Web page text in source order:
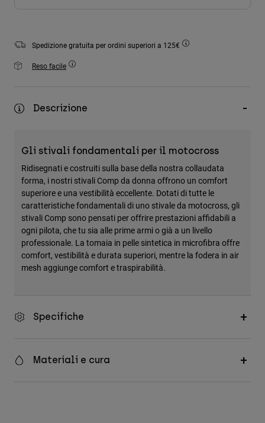
Cappelli e Berretti
Spedizione gratuita per ordini superiori a 125€
Reso facile
Descrizione
Gli stivali fondamentali per il motocross
Ridisegnati e costruiti sulla base della nostra collaudata
forma, i nostri stivali Comp da donna offrono un comfort
superiore e una vestibilità eccellente. Dotati di tutte le
caratteristiche fondamentali di uno stivale da motocross, gli
stivali Comp sono pensati per offrire prestazioni affidabili a
ogni pilota, che tu sia alle prime armi o già a un livello
professionale. La tomaia in pelle sintetica in microfibra offre
comfort, vestibilità e durata superiori, mentre la fodera in air
mesh aggiunge comfort e traspirabilità.
Specifiche
Materiali e cura